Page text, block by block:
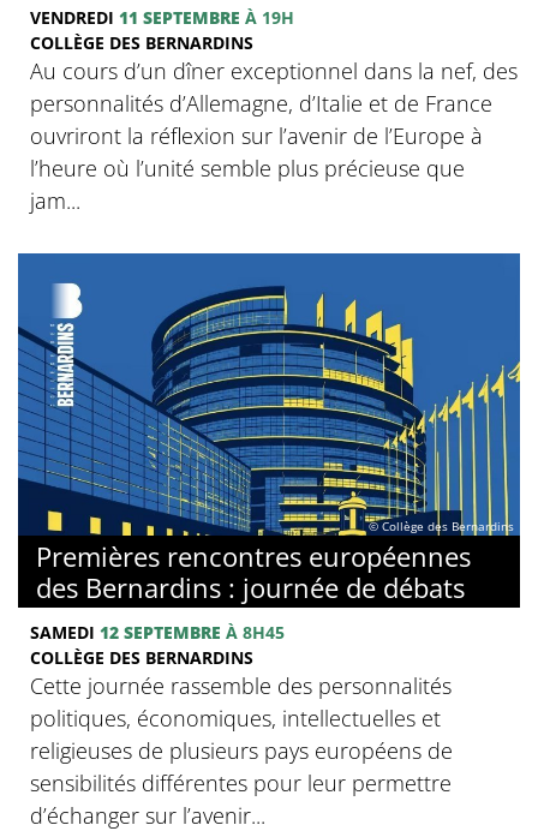
VENDREDI 11 SEPTEMBRE À 19H
COLLÈGE DES BERNARDINS
Au cours d’un dîner exceptionnel dans la nef, des
personnalités d’Allemagne, d’Italie et de France
ouvriront la réflexion sur l’avenir de l’Europe à
l’heure où l’unité semble plus précieuse que
jam...
© Collège des Bernardins
Premières rencontres européennes
des Bernardins : journée de débats
SAMEDI 12 SEPTEMBRE À 8H45
COLLÈGE DES BERNARDINS
Cette journée rassemble des personnalités
politiques, économiques, intellectuelles et
religieuses de plusieurs pays européens de
sensibilités différentes pour leur permettre
d’échanger sur l’avenir...